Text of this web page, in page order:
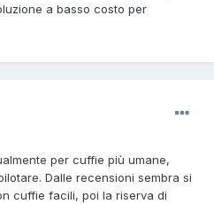
a basso costo per
per cuffie più umane,
Dalle recensioni sembra si
cuffie facili, poi la riserva di